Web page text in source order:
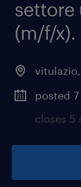
settore
(m/f/x).
vitulazio,
posted
closes 5